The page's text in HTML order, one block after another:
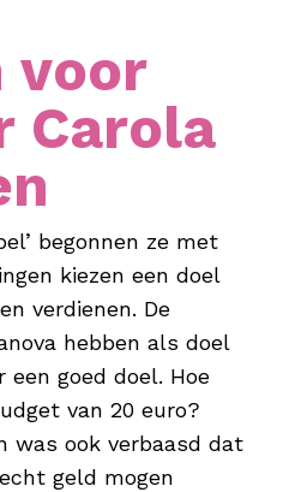
voor
Carola
begonnen ze met
kiezen een doel
verdienen. De
hebben als doel
een goed doel. Hoe
van 20 euro?
was ook verbaasd dat
geld mogen